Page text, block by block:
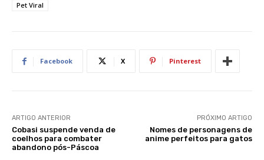
Pet Viral
Facebook X Pinterest
ARTIGO ANTERIOR
Cobasi suspende venda de
coelhos para combater
abandono pós-Páscoa
PRÓXIMO ARTIGO
Nomes de personagens de
anime perfeitos para gatos